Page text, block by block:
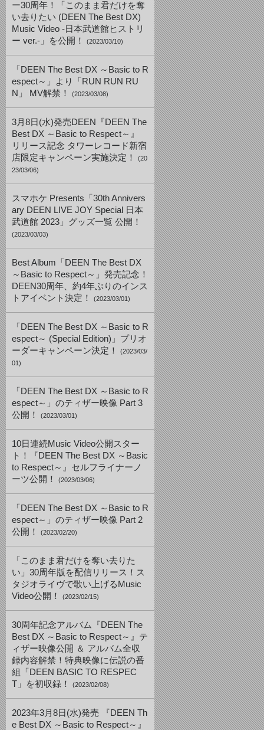
ー30周年！「このまま君だけを奪
い去りたい (DEEN The Best DX)
Music Video -日本武道館ヒストリ
ー ver.-」を公開！
(2023/03/10)
「DEEN The Best DX ～Basic to R
espect～」より「RUN RUN RU
N」 MV解禁！
(2023/03/08)
3月8日(水)発売DEEN『DEEN The
Best DX ～Basic to Respect～』
リリース記念 タワーレコード新宿
店限定キャンペーン実施決定！
(20
23/03/06)
スマホケ Presents「30th Annivers
ary DEEN LIVE JOY Special 日本
武道館 2023」グッズ一覧 公開！
(2023/03/03)
Best Album「DEEN The Best DX
～Basic to Respect～」発売記念！
DEEN30周年、約4年ぶりのインス
トアイベント決定！
(2023/03/01)
「DEEN The Best DX ～Basic to R
espect～ (Special Edition)」プリオ
ーダーキャンペーン決定！
(2023/03/
01)
「DEEN The Best DX ～Basic to R
espect～」のティザー映像 Part 3
公開！
(2023/03/01)
10日連続Music Video公開スター
ト！『DEEN The Best DX ～Basic
to Respect～』セルフライナーノ
ーツ公開！
(2023/03/06)
「DEEN The Best DX ～Basic to R
espect～」のティザー映像 Part 2
公開！
(2023/02/20)
「このまま君だけを奪い去りた
い」30周年版を配信リリース！ス
タジオライヴで歌い上げるMusic
Video公開！
(2023/02/15)
30周年記念アルバム『DEEN The
Best DX ～Basic to Respect～』テ
ィザー映像公開 ＆ アルバム全収
録内容解禁！特典映像に伝説の番
組「DEEN BASIC TO RESPEC
T」を初収録！
(2023/02/08)
2023年3月8日(水)発売 『DEEN Th
e Best DX ～Basic to Respect～』